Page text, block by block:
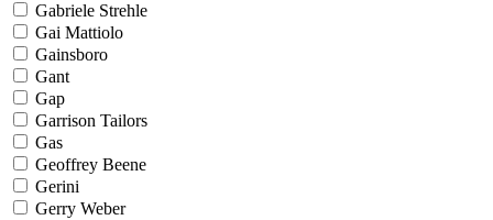
Gabriele Strehle
Gai Mattiolo
Gainsboro
Gant
Gap
Garrison Tailors
Gas
Geoffrey Beene
Gerini
Gerry Weber